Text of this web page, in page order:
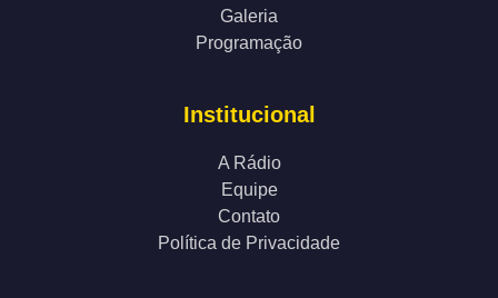
Galeria
Programação
Institucional
A Rádio
Equipe
Contato
Política de Privacidade